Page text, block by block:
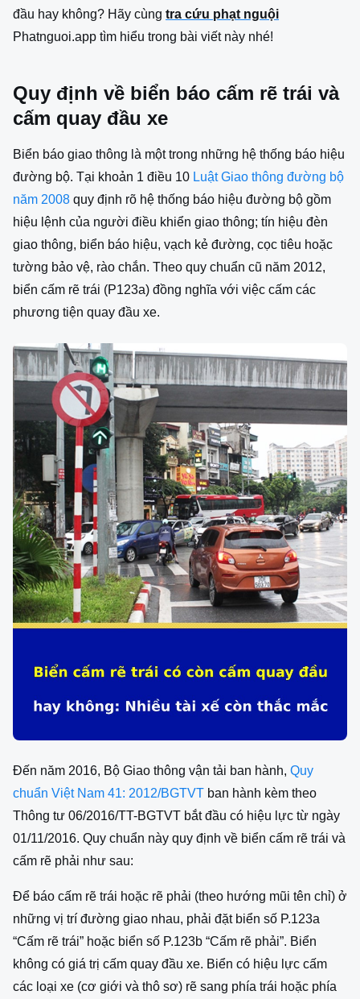
đầu hay không? Hãy cùng tra cứu phạt nguội
Phatnguoi.app tìm hiểu trong bài viết này nhé!
Quy định về biển báo cấm rẽ trái và
cấm quay đầu xe
Biển báo giao thông là một trong những hệ thống báo hiệu
đường bộ. Tại khoản 1 điều 10 Luật Giao thông đường bộ
năm 2008 quy định rõ hệ thống báo hiệu đường bộ gồm
hiệu lệnh của người điều khiển giao thông; tín hiệu đèn
giao thông, biển báo hiệu, vạch kẻ đường, cọc tiêu hoặc
tường bảo vệ, rào chắn. Theo quy chuẩn cũ năm 2012,
biển cấm rẽ trái (P123a) đồng nghĩa với việc cấm các
phương tiện quay đầu xe.
Đến năm 2016, Bộ Giao thông vận tải ban hành, Quy
chuẩn Việt Nam 41: 2012/BGTVT ban hành kèm theo
Thông tư 06/2016/TT-BGTVT bắt đầu có hiệu lực từ ngày
01/11/2016. Quy chuẩn này quy định về biển cấm rẽ trái và
cấm rẽ phải như sau:
Để báo cấm rẽ trái hoặc rẽ phải (theo hướng mũi tên chỉ) ở
những vị trí đường giao nhau, phải đặt biển số P.123a
“Cấm rẽ trái” hoặc biển số P.123b “Cấm rẽ phải”. Biển
không có giá trị cấm quay đầu xe. Biển có hiệu lực cấm
các loại xe (cơ giới và thô sơ) rẽ sang phía trái hoặc phía